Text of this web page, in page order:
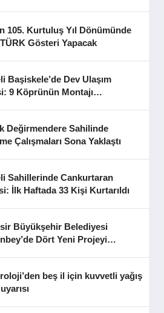
105. Kurtuluş Yıl Dönümünde
Gösteri Yapacak
Başiskele’de Dev Ulaşım
9 Köprünün Montajı
Değirmendere Sahilinde
Çalışmaları Sona Yaklaştı
Sahillerinde Cankurtaran
İlk Haftada 33 Kişi Kurtarıldı
Büyükşehir Belediyesi
Dört Yeni Projeyi
beş il için kuvvetli yağış